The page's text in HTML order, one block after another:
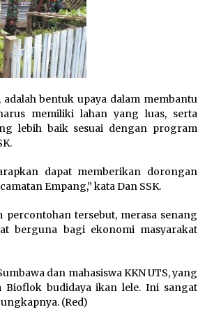
bentuk upaya dalam membantu
memiliki lahan yang luas, serta
lebih baik sesuai dengan program
dapat memberikan dorongan
Empang,” kata Dan SSK.
tersebut, merasa senang
berguna bagi ekonomi masyarakat
dan mahasiswa KKN UTS, yang
Bioflok budidaya ikan lele. Ini sangat
(Red)